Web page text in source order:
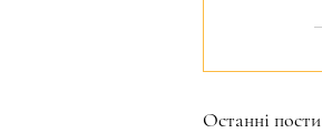
Останні пости